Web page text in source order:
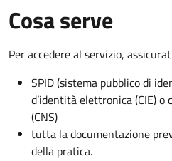
Cosa serve
Per accedere al servizio,
SPID (sistema pubblico di
d’identità elettronica (CIE)
(CNS)
tutta la documentazione
della pratica.